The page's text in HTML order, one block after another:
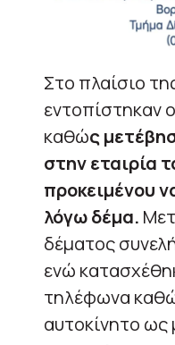
Στο πλαίσιο
εντοπίστηκαν
καθώς
στην εταιρία
προκειμένου
λόγω δέμα.
δέματος
ενώ
τηλέφωνα
αυτοκίνητο